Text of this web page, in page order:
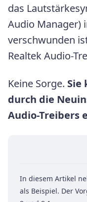
das
Audio Manager)
verschwunden
Realtek Audio-
Keine Sorge. Sie
durch die
Audio-Treibers
In diesem Artikel
als Beispiel. Der